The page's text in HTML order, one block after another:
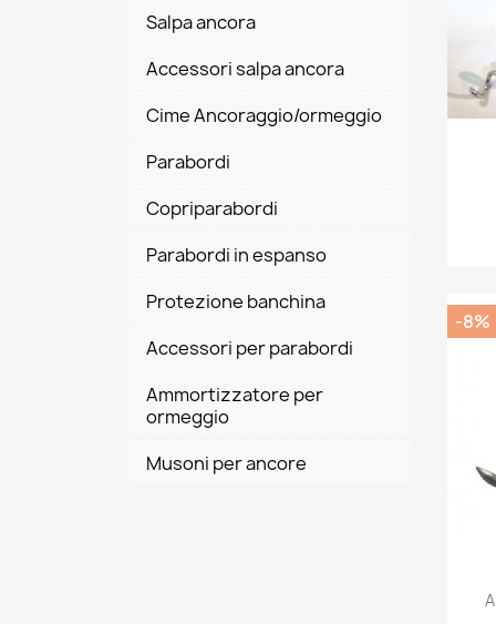
Salpa ancora
Accessori salpa ancora
Cime Ancoraggio/ormeggio
Parabordi
Copriparabordi
Parabordi in espanso
Protezione banchina
Accessori per parabordi
Ammortizzatore per
ormeggio
Musoni per ancore
-8%